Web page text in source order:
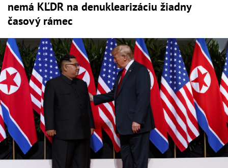
nemá KĽDR na denuklearizáciu žiadny
časový rámec